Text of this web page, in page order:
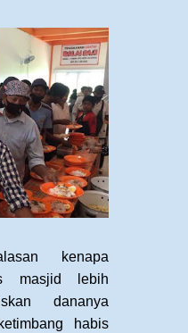
kenapa
masjid lebih
dananya
habis